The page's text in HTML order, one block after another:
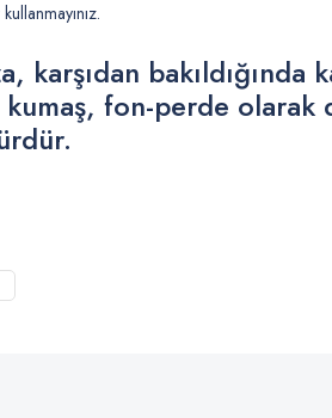
karşıdan
kumaş, fon-perde olarak